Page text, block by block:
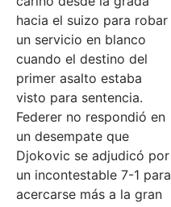
hacia el suizo para robar
un servicio en blanco
cuando el destino del
primer asalto estaba
visto para sentencia.
Federer no respondió en
un desempate que
Djokovic se adjudicó por
un incontestable 7-1 para
acercarse más a la gran